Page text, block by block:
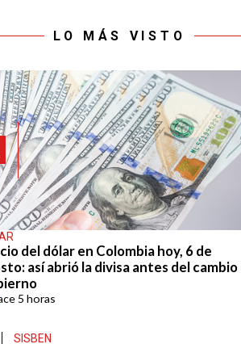
LO MÁS VISTO
del dólar en Colombia hoy, 6 de
así abrió la divisa antes del cambio
5 horas
SISBEN